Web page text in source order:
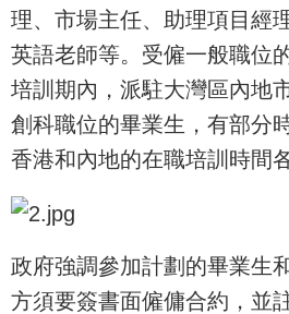
理、市場主任、助理項目經
英語老師等。受僱一般職位
培訓期內，派駐大灣區內地
創科職位的畢業生，有部分
香港和內地的在職培訓時間
政府強調參加計劃的畢業生
方須要簽書面僱傭合約，並